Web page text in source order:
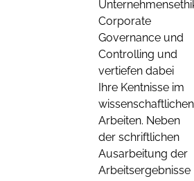
Corporate
Governance und
Controlling und
vertiefen dabei
Ihre Kentnisse im
wissenschaftlichen
Arbeiten. Neben
der schriftlichen
Ausarbeitung der
Arbeitsergebnisse